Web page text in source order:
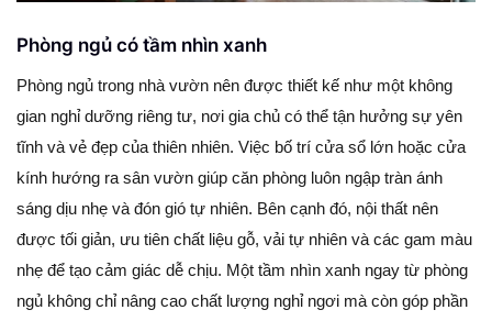
Phòng ngủ có tầm nhìn xanh
Phòng ngủ trong nhà vườn nên được thiết kế như một không
gian nghỉ dưỡng riêng tư, nơi gia chủ có thể tận hưởng sự yên
tĩnh và vẻ đẹp của thiên nhiên. Việc bố trí cửa sổ lớn hoặc cửa
kính hướng ra sân vườn giúp căn phòng luôn ngập tràn ánh
sáng dịu nhẹ và đón gió tự nhiên. Bên cạnh đó, nội thất nên
được tối giản, ưu tiên chất liệu gỗ, vải tự nhiên và các gam màu
nhẹ để tạo cảm giác dễ chịu. Một tầm nhìn xanh ngay từ phòng
ngủ không chỉ nâng cao chất lượng nghỉ ngơi mà còn góp phần